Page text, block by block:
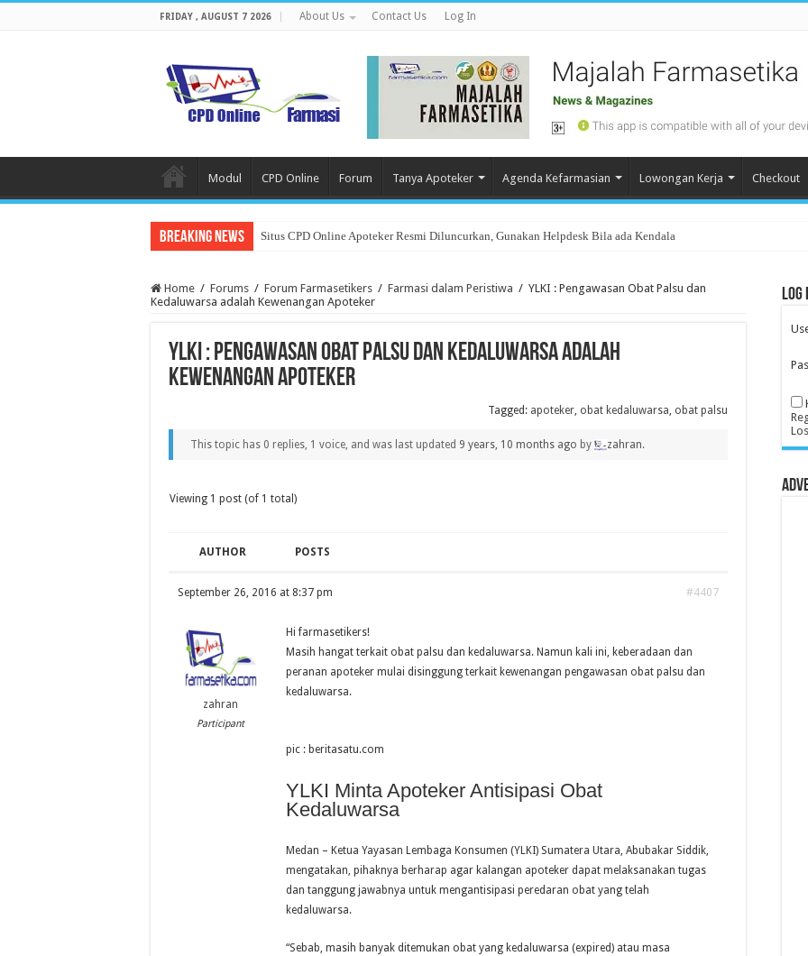
FRIDAY , AUGUST 7 2026 About Us Contact Us Log In
Modul CPD Online Forum Tanya Apoteker Agenda Kefarmasian Lowongan Kerja Checkout
Breaking News Situs CPD Online Apoteker Resmi Diluncurkan, Gunakan Helpdesk Bila ada Kendala
Home / Forums / Forum Farmasetikers / Farmasi dalam Peristiwa / YLKI : Pengawasan Obat Palsu dan
Kedaluwarsa adalah Kewenangan Apoteker
YLKI : Pengawasan Obat Palsu dan Kedaluwarsa adalah
Kewenangan Apoteker
Tagged: apoteker, obat kedaluwarsa, obat palsu
This topic has 0 replies, 1 voice, and was last updated 9 years, 10 months ago by zahran.
Viewing 1 post (of 1 total)
AUTHOR POSTS
September 26, 2016 at 8:37 pm #4407
zahran
Participant
Hi farmasetikers!
Masih hangat terkait obat palsu dan kedaluwarsa. Namun kali ini, keberadaan dan
peranan apoteker mulai disinggung terkait kewenangan pengawasan obat palsu dan
kedaluwarsa.
pic : beritasatu.com
YLKI Minta Apoteker Antisipasi Obat
Kedaluwarsa
Medan – Ketua Yayasan Lembaga Konsumen (YLKI) Sumatera Utara, Abubakar Siddik,
mengatakan, pihaknya berharap agar kalangan apoteker dapat melaksanakan tugas
dan tanggung jawabnya untuk mengantisipasi peredaran obat yang telah
kedaluwarsa.
“Sebab, masih banyak ditemukan obat yang kedaluwarsa (expired) atau masa